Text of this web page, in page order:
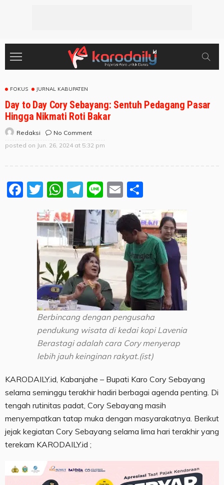
FOKUS JURNAL KABUPATEN
Day to Day Cory Sebayang: Sentuh Pedagang Pasar
Hingga Nikmati Roti Bakar
Redaksi
No Comment
posted on Jun. 26, 2024 at 5:32 pm
Facebook
Twitter
WhatsApp
Telegram
LineEmail
Berbincang dengan pengusaha
pendukung wisata di kedai kopi Lavenia
Berastagi adalah cara Cory menyerap
lebih jauh keinginan rakyat.(ist)
KARODAILY.id, Kabanjahe – Bupati Karo Cory Sebayang
selama seminggu terakhir hadiri berbagai agenda penting. Di
tengah rutinitas padat, Cory Sebayang masih
menyempatkan tatap muka dengan masyarakatnya. Berikut
jejak kegiatan Cory Sebayang selama lima hari terakhir yang
terekam KARODAILY.id ;